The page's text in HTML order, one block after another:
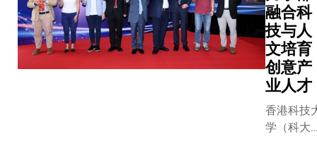
冷技术」
凭借其零
温室气体
排放及高
能效潜
力，引起
学术界与
产业界的
机是用以
制造半导
体的重要
设备，它
利用短波
长的紫外
光构成不
同图案，
和特别
假期，
旨在增
强员工
的工作
与生活
平衡，
并促进
融合科
技与人
文培育
创意产
业人才
香港科技
学（科大